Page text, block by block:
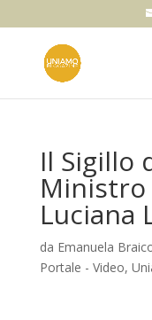
Il Sigillo
Ministro
Luciana
da Emanuela
Portale - Video,